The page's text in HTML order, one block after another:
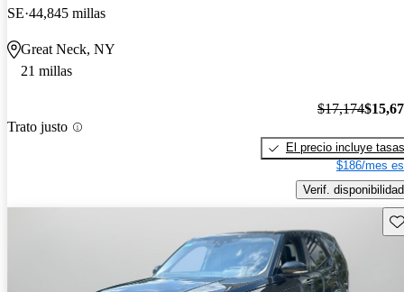
SE 44,845 millas
Great Neck, NY
21 millas
Trato justo
$17,174
El precio incluye tasas
$186/mes
Verif. disponibilidad